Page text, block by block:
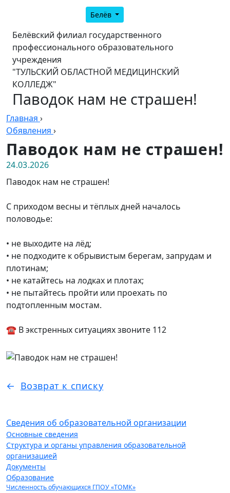
Белёв
Белёвский филиал государственного
профессионального образовательного
учреждения
"ТУЛЬСКИЙ ОБЛАСТНОЙ МЕДИЦИНСКИЙ
КОЛЛЕДЖ"
Паводок нам не страшен!
Главная ›
Обявления ›
Паводок нам не страшен!
24.03.2026
Паводок нам не страшен!
С приходом весны и тёплых дней началось
половодье:
• не выходите на лёд;
• не подходите к обрывистым берегам, запрудам и
плотинам;
• не катайтесь на лодках и плотах;
• не пытайтесь пройти или проехать по
подтопленным мостам.
☎️ В экстренных ситуациях звоните 112
Возврат к списку
Сведения об образовательной организации
Основные сведения
Структура и органы управления образовательной
организацией
Документы
Образование
Численность обучающихся ГПОУ «ТОМК»